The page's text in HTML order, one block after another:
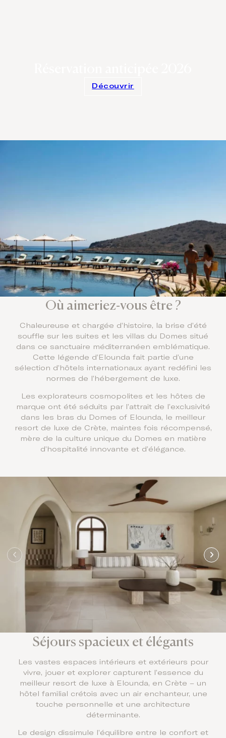
Découvrir
Où aimeriez-vous être ?
Chaleureuse et chargée d’histoire, la brise d’été
souffle sur les suites et les villas du Domes situé
dans ce sanctuaire méditerranéen emblématique.
Cette légende d’Elounda fait partie d’une
sélection d’hôtels internationaux ayant redéfini les
normes de l’hébergement de luxe.
Les explorateurs cosmopolites et les hôtes de
marque ont été séduits par l’attrait de l’exclusivité
dans les bras du Domes of Elounda, le meilleur
resort de luxe de Crète, maintes fois récompensé,
mère de la culture unique du Domes en matière
d’hospitalité innovante et d’élégance.
Séjours spacieux et élégants
Les vastes espaces intérieurs et extérieurs pour
vivre, jouer et explorer capturent l’essence du
meilleur resort de luxe à Elounda, en Crète – un
hôtel familial crétois avec un air enchanteur, une
touche personnelle et une architecture
déterminante.
Le design dissimule l’équilibre entre le confort et